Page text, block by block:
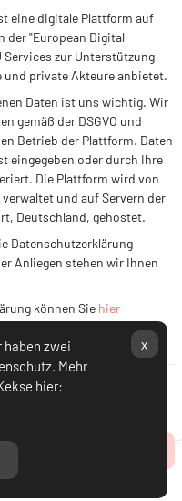
haben zwei
Mehr
hier:
x
eine digitale Plattform auf
der "European Digital
zur Unterstützung
private Akteure anbietet.
Daten ist uns wichtig. Wir
gemäß der DSGVO und
Betrieb der Plattform. Daten
eingegeben oder durch Ihre
Die Plattform wird von
und auf Servern der
Deutschland, gehostet.
Datenschutzerklärung
Anliegen stehen wir Ihnen
können Sie hier
zu.